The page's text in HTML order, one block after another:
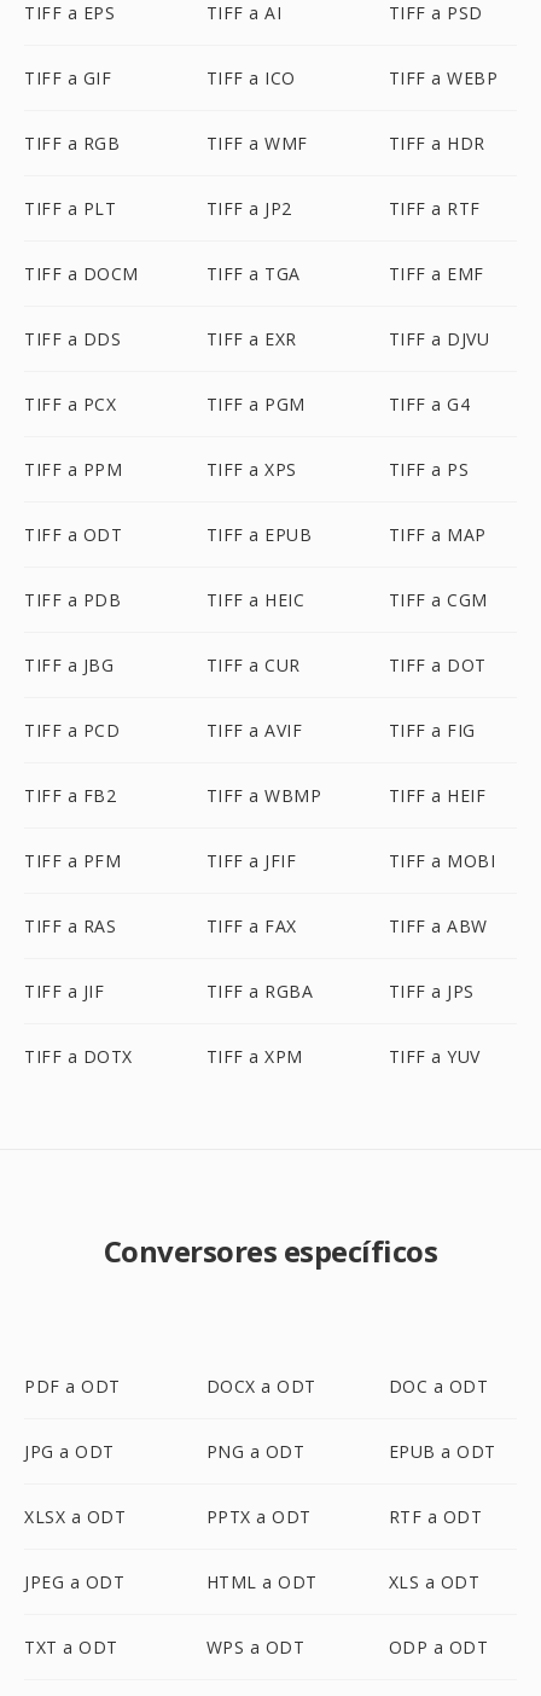
TIFF a EPS TIFF a AI TIFF a PSD
TIFF a GIF TIFF a ICO TIFF a WEBP
TIFF a RGB TIFF a WMF TIFF a HDR
TIFF a PLT TIFF a JP2 TIFF a RTF
TIFF a DOCM TIFF a TGA TIFF a EMF
TIFF a DDS TIFF a EXR TIFF a DJVU
TIFF a PCX TIFF a PGM TIFF a G4
TIFF a PPM TIFF a XPS TIFF a PS
TIFF a ODT TIFF a EPUB TIFF a MAP
TIFF a PDB TIFF a HEIC TIFF a CGM
TIFF a JBG TIFF a CUR TIFF a DOT
TIFF a PCD TIFF a AVIF TIFF a FIG
TIFF a FB2 TIFF a WBMP TIFF a HEIF
TIFF a PFM TIFF a JFIF TIFF a MOBI
TIFF a RAS TIFF a FAX TIFF a ABW
TIFF a JIF TIFF a RGBA TIFF a JPS
TIFF a DOTX TIFF a XPM TIFF a YUV
Conversores específicos
PDF a ODT DOCX a ODT DOC a ODT
JPG a ODT PNG a ODT EPUB a ODT
XLSX a ODT PPTX a ODT RTF a ODT
JPEG a ODT HTML a ODT XLS a ODT
TXT a ODT WPS a ODT ODP a ODT